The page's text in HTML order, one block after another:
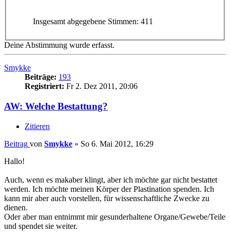
Insgesamt abgegebene Stimmen: 411
Deine Abstimmung wurde erfasst.
Smykke
Beiträge: 193
Registriert: Fr 2. Dez 2011, 20:06
AW: Welche Bestattung?
Zitieren
Beitrag von Smykke » So 6. Mai 2012, 16:29
Hallo!
Auch, wenn es makaber klingt, aber ich möchte gar nicht bestattet
werden. Ich möchte meinen Körper der Plastination spenden. Ich
kann mir aber auch vorstellen, für wissenschaftliche Zwecke zu
dienen.
Oder aber man entnimmt mir gesunderhaltene Organe/Gewebe/Teile
und spendet sie weiter.